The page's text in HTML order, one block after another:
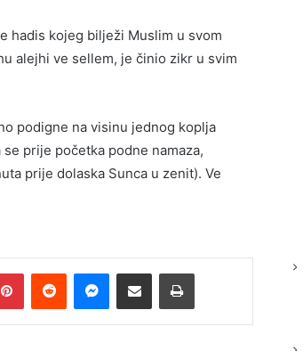
hadis kojeg bilježi Muslim u svom
alejhi ve sellem, je činio zikr u svim
podigne na visinu jednog koplja
prije početka podne namaza,
prije dolaska Sunca u zenit). Ve